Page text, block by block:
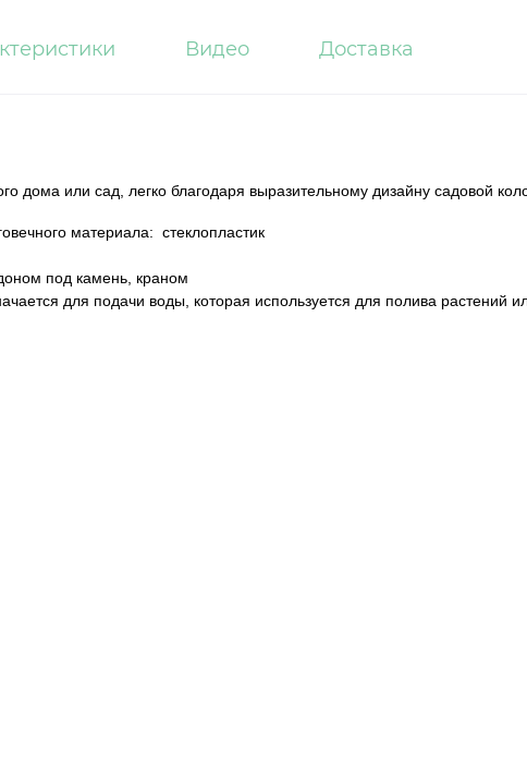
Видео Доставка
дома или сад, легко благодаря выразительному дизайну садовой
материала: стеклопластик
под камень, краном
для подачи воды, которая используется для полива растений